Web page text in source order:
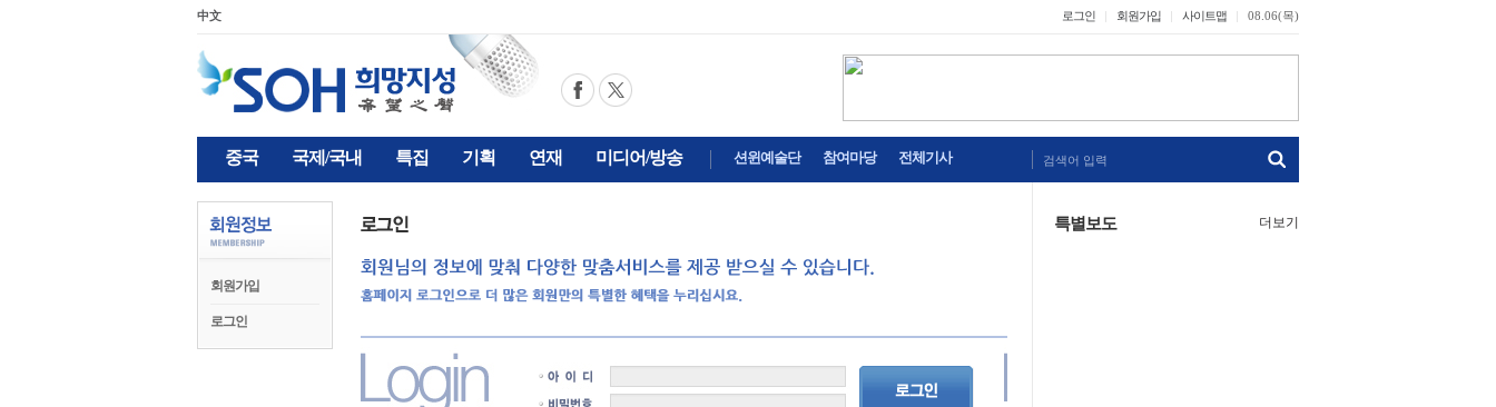
中文 로그인 회원가입 사이트맵 08.06(목)
중국 국제/국내 특집 기획 연재 미디어/방송 션윈예술단 참여마당 전체기사 검색어 입력
회원가입
로그인
특별보도 더보기